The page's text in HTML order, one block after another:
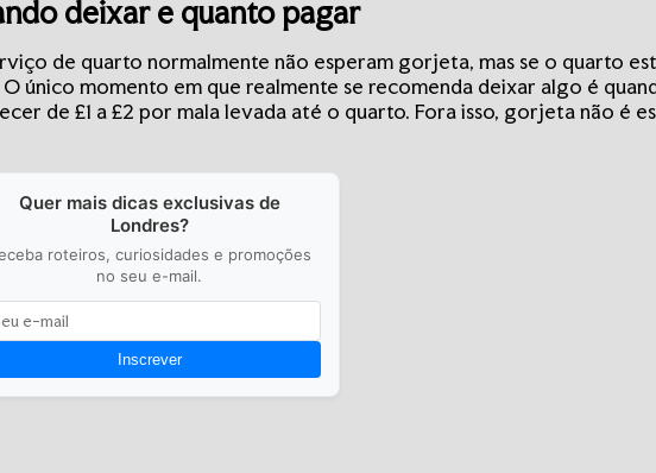
deixar e quanto pagar
de quarto normalmente não esperam gorjeta, mas se o quarto
único momento em que realmente se recomenda deixar algo é
de £1 a £2 por mala levada até o quarto. Fora isso, gorjeta não é
Quer mais dicas exclusivas de
Londres?
roteiros, curiosidades e promoções
no seu e-mail.
Inscrever